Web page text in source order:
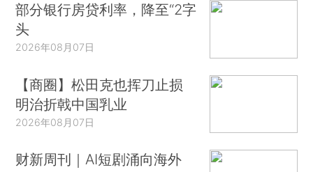
部分银行房贷利率，降至“2字
头
2026年08月07日
【商圈】松田克也挥刀止损
明治折戟中国乳业
2026年08月07日
财新周刊｜AI短剧涌向海外